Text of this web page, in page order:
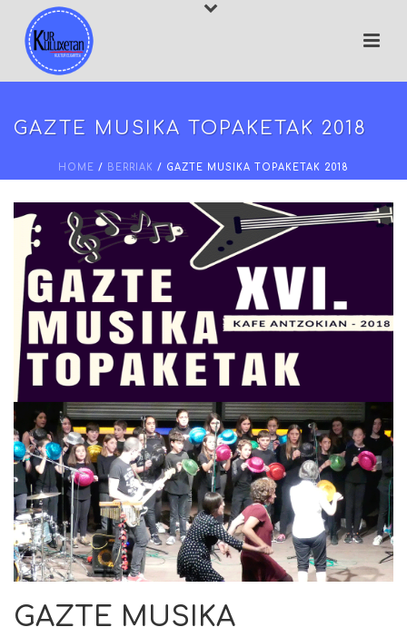
GAZTE MUSIKA TOPAKETAK 2018
HOME / BERRIAK / GAZTE MUSIKA TOPAKETAK 2018
GAZTE MUSIKA